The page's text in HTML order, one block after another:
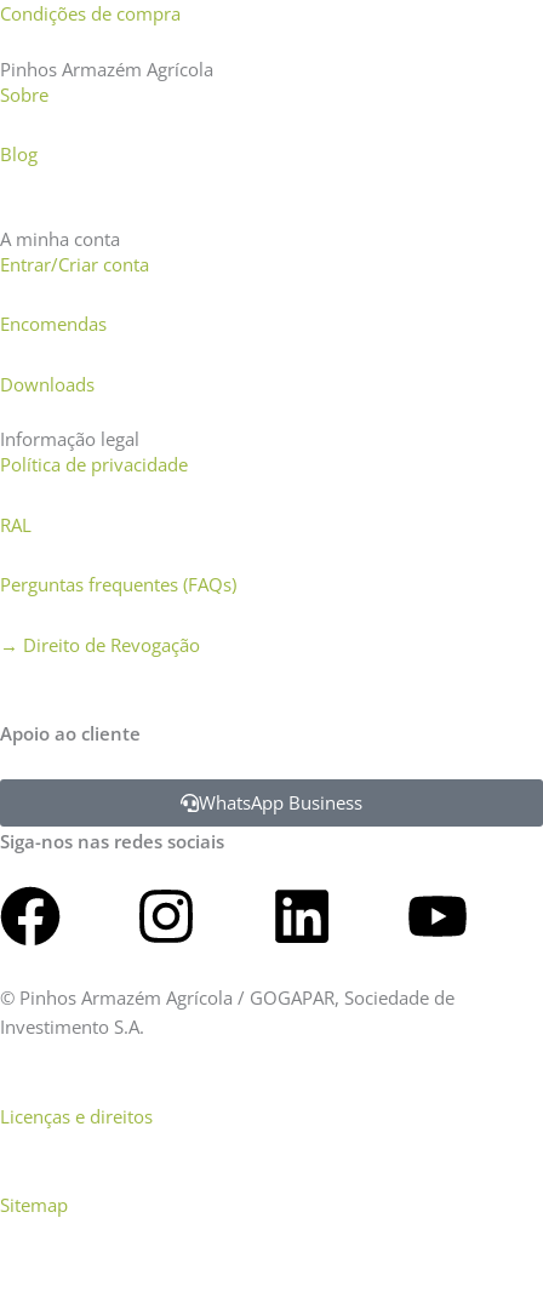
Condições de compra
Pinhos Armazém Agrícola
Sobre
Blog
A minha conta
Entrar/Criar conta
Encomendas
Downloads
Informação legal
Política de privacidade
RAL
Perguntas frequentes (FAQs)
→ Direito de Revogação
Apoio ao cliente
WhatsApp Business
Siga-nos nas redes sociais
FacebookInstagram
Linkedin
© Pinhos Armazém Agrícola / GOGAPAR, Sociedade de
Investimento S.A.
Licenças e direitos
Sitemap